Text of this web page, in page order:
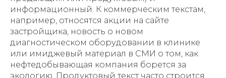
информационный. К коммерческим текстам,
например, относятся акции на сайте
застройщика, новость о новом
диагностическом оборудовании в клинике
или имиджевый материал в СМИ о том, как
нефтедобывающая компания борется за
экологию. Продуктовый текст часто строится